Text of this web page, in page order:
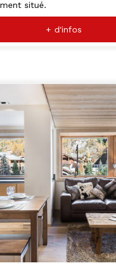
situé.
+ d'infos